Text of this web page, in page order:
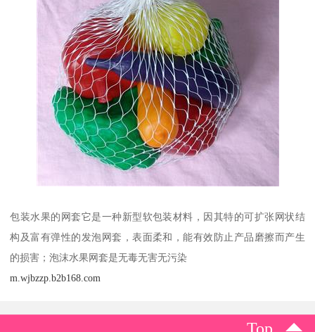
包装水果的网套它是一种新型软包装材料，因其特的可扩张网状结
构及富有弹性的发泡网套，表面柔和，能有效防止产品磨擦而产生
的损害；泡沫水果网套是无毒无害无污染
m.wjbzzp.b2b168.com
Top